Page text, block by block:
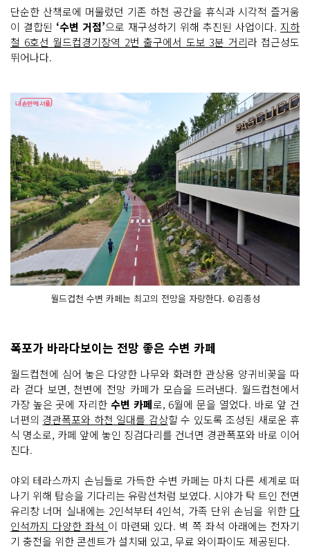
단순한 산책로에 머물렀던 기존 하천 공간을 휴식과 시각적 즐거움
이 결합된 ‘수변 거점’으로 재구성하기 위해 추진된 사업이다. 지하
철 6호선 월드컵경기장역 2번 출구에서 도보 3분 거리라 접근성도
뛰어나다.
월드컵천 수변 카페는 최고의 전망을 자랑한다. ©김종성
폭포가 바라다보이는 전망 좋은 수변 카페
월드컵천에 심어 놓은 다양한 나무와 화려한 관상용 양귀비꽃을 따
라 걷다 보면, 천변에 전망 카페가 모습을 드러낸다. 월드컵천에서
가장 높은 곳에 자리한 수변 카페로, 6월에 문을 열었다. 바로 앞 건
너편의 경관폭포와 하천 일대를 감상할 수 있도록 조성된 새로운 휴
식 명소로, 카페 앞에 놓인 징검다리를 건너면 경관폭포와 바로 이어
진다.
야외 테라스까지 손님들로 가득한 수변 카페는 마치 다른 세계로 떠
나기 위해 탑승을 기다리는 유람선처럼 보였다. 시야가 탁 트인 전면
유리창 너머 실내에는 2인석부터 4인석, 가족 단위 손님을 위한 다
인석까지 다양한 좌석 이 마련돼 있다. 벽 쪽 좌석 아래에는 전자기
기 충전을 위한 콘센트가 설치돼 있고, 무료 와이파이도 제공된다.